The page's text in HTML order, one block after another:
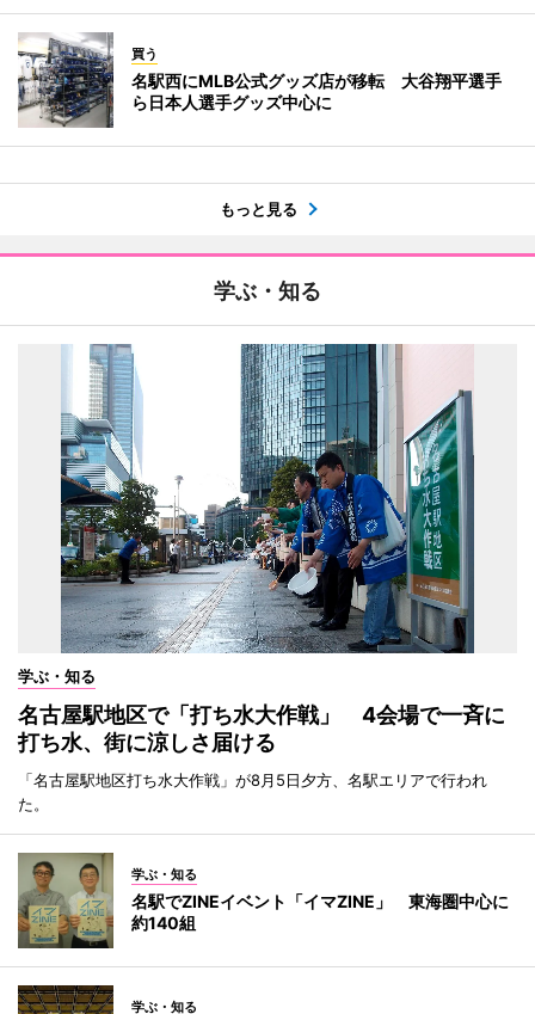
買う
名駅西にMLB公式グッズ店が移転 大谷翔平選手
ら日本人選手グッズ中心に
もっと見る
学ぶ・知る
学ぶ・知る
名古屋駅地区で「打ち水大作戦」 4会場で一斉に
打ち水、街に涼しさ届ける
「名古屋駅地区打ち水大作戦」が8月5日夕方、名駅エリアで行われ
た。
学ぶ・知る
名駅でZINEイベント「イマZINE」 東海圏中心に
約140組
学ぶ・知る